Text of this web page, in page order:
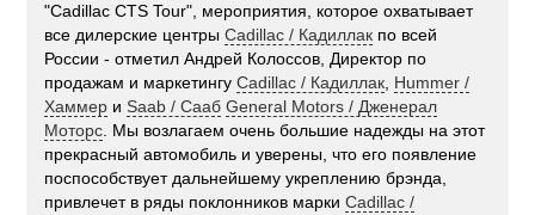
"Cadillac CTS Tour", мероприятия, которое охватывает
все дилерские центрыCadillac / Кадиллак по всей
России - отметил Андрей Колоссов, Директор по
продажам и маркетингуCadillac / Кадиллак Hummer /
Хаммер и Saab / Сааб General Motors / Дженерал
Моторс . Мы возлагаем очень большие надежды на этот
прекрасный автомобиль и уверены, что его появление
поспособствует дальнейшему укреплению брэнда,
привлечет в ряды поклонников маркиCadillac /